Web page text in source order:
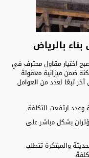
بالرياض
اختيار مقاول محترف في
ضمن ميزانية معقولة
تبعًا لعدد من العوامل
ارتفعت التكلفة.
بشكل مباشر على
والمبتكرة تتطلب